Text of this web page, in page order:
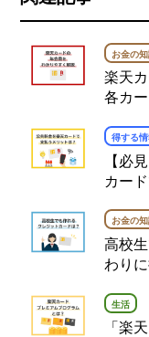
お金の
楽天
各カ
得する情
【必
カー
お金の
高校
わり
生活
「楽